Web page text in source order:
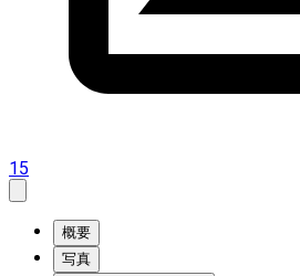
15
概要
写真